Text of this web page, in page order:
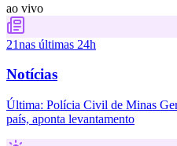
ao vivo
21nas últimas 24h
Notícias
Última: Polícia Civil de Minas
país, aponta levantamento